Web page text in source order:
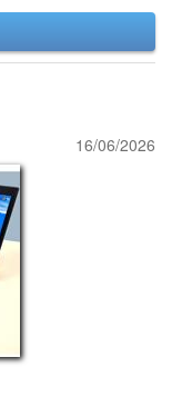
16/06/2026